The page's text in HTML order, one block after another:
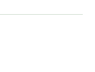
Täter Geld von
mit fatalen